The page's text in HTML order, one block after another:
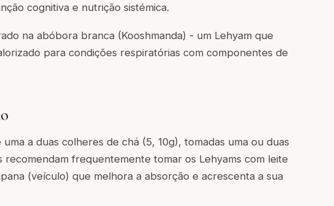
cognitiva e nutrição sistémica.
na abóbora branca (Kooshmanda) - um Lehyam que
para condições respiratórias com componentes de
a duas colheres de chá (5, 10g), tomadas uma ou duas
recomendam frequentemente tomar os Lehyams com leite
(veículo) que melhora a absorção e acrescenta a sua